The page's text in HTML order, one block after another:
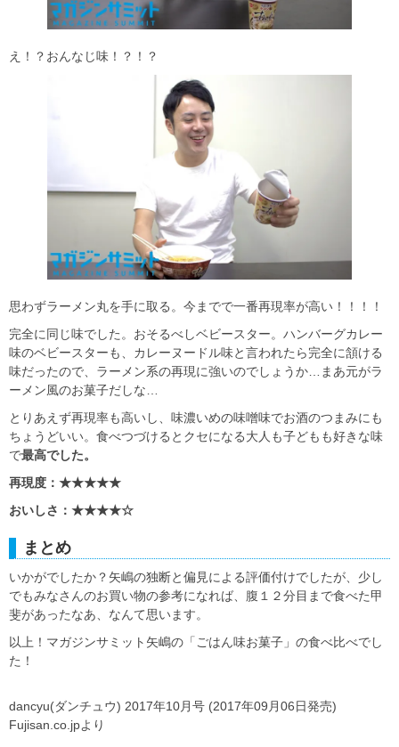
え！？おんなじ味！？！？
思わずラーメン丸を手に取る。今までで一番再現率が高い！！！！
完全に同じ味でした。おそるべしベビースター。ハンバーグカレー
味のベビースターも、カレーヌードル味と言われたら完全に頷ける
味だったので、ラーメン系の再現に強いのでしょうか…まあ元がラ
ーメン風のお菓子だしな…
とりあえず再現率も高いし、味濃いめの味噌味でお酒のつまみにも
ちょうどいい。食べつづけるとクセになる大人も子どもも好きな味
で最高でした。
再現度：★★★★★
おいしさ：★★★★☆
まとめ
いかがでしたか？矢嶋の独断と偏見による評価付けでしたが、少し
でもみなさんのお買い物の参考になれば、腹１２分目まで食べた甲
斐があったなあ、なんて思います。
以上！マガジンサミット矢嶋の「ごはん味お菓子」の食べ比べでし
た！
dancyu(ダンチュウ) 2017年10月号 (2017年09月06日発売)
Fujisan.co.jpより